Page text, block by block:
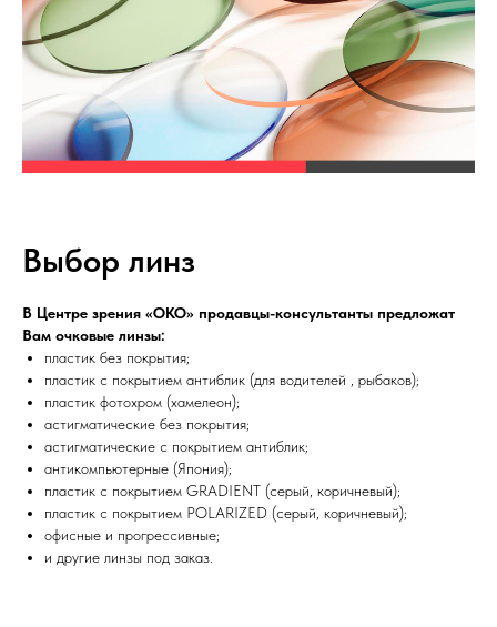
Выбор линз
В Центре зрения «ОКО» продавцы-консультанты предложат
Вам очковые линзы:
пластик без покрытия;
пластик с покрытием антиблик (для водителей , рыбаков);
пластик фотохром (хамелеон);
астигматические без покрытия;
астигматические с покрытием антиблик;
антикомпьютерные (Япония);
пластик с покрытием GRADIENT (серый, коричневый);
пластик с покрытием POLARIZED (серый, коричневый);
офисные и прогрессивные;
и другие линзы под заказ.